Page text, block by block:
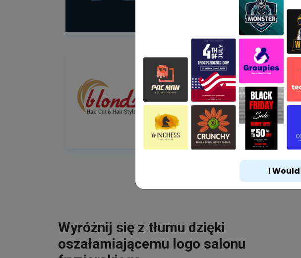
Wyróżnij się z tłumu dzięki
oszałamiającemu logo salonu
I